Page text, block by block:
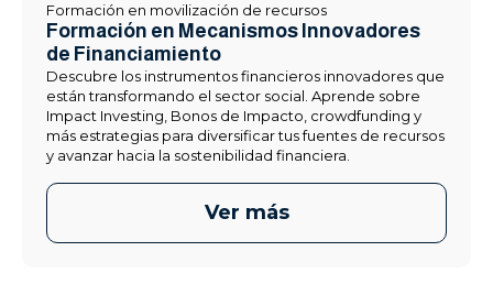
Formación en movilización de recursos
Formación en Mecanismos Innovadores
de Financiamiento
Descubre los instrumentos financieros innovadores que
están transformando el sector social. Aprende sobre
Impact Investing, Bonos de Impacto, crowdfunding y
más estrategias para diversificar tus fuentes de recursos
y avanzar hacia la sostenibilidad financiera.
Ver más